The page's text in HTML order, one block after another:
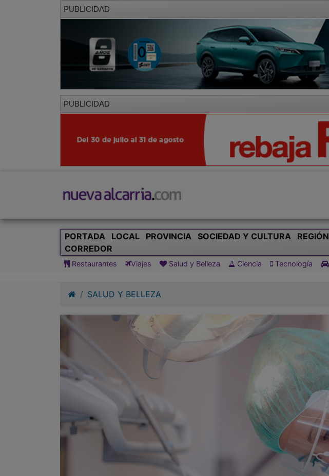
PUBLICIDAD
PUBLICIDAD
PORTADA LOCAL PROVINCIA SOCIEDAD Y CULTURA REGIÓN
CORREDOR
Restaurantes Viajes Salud y Belleza Ciencia Tecnología
SALUD Y BELLEZA